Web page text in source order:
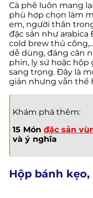
Cà phê luôn mang
phù hợp chọn làm
em, người thân
đặc sản như arabica
cold brew thủ
dễ dùng, đáng cân
phin, ly sứ hoặc
sang trọng. Đây là
giản nhưng vẫn thể
Khám phá thêm:
15 Món đặc sản
và ý nghĩa
Hộp bánh